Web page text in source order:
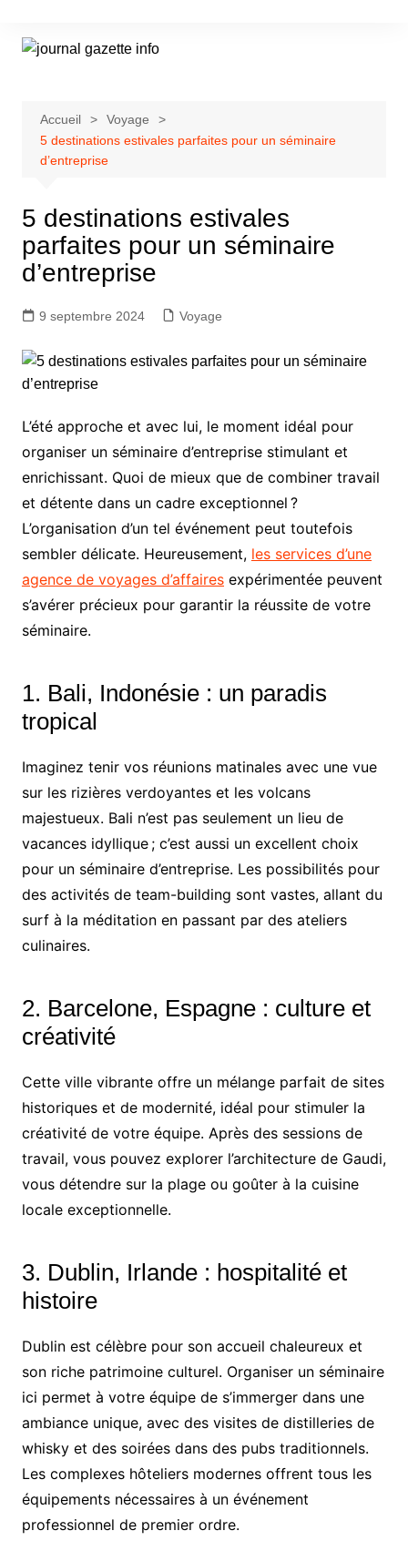
contenu
Accueil
Voyage
5 destinations estivales parfaites pour un séminaire
d’entreprise
5 destinations estivales
parfaites pour un séminaire
d’entreprise
9 septembre 2024 Voyage
L’été approche et avec lui, le moment idéal pour
organiser un séminaire d’entreprise stimulant et
enrichissant. Quoi de mieux que de combiner travail
et détente dans un cadre exceptionnel ?
L’organisation d’un tel événement peut toutefois
sembler délicate. Heureusement, les services d’une
agence de voyages d’affairesexpérimentée peuvent
s’avérer précieux pour garantir la réussite de votre
séminaire.
1. Bali, Indonésie : un paradis
tropical
Imaginez tenir vos réunions matinales avec une vue
sur les rizières verdoyantes et les volcans
majestueux. Bali n’est pas seulement un lieu de
vacances idyllique ; c’est aussi un excellent choix
pour un séminaire d’entreprise. Les possibilités pour
des activités de team-building sont vastes, allant du
surf à la méditation en passant par des ateliers
culinaires.
2. Barcelone, Espagne : culture et
créativité
Cette ville vibrante offre un mélange parfait de sites
historiques et de modernité, idéal pour stimuler la
créativité de votre équipe. Après des sessions de
travail, vous pouvez explorer l’architecture de Gaudi,
vous détendre sur la plage ou goûter à la cuisine
locale exceptionnelle.
3. Dublin, Irlande : hospitalité et
histoire
Dublin est célèbre pour son accueil chaleureux et
son riche patrimoine culturel. Organiser un séminaire
ici permet à votre équipe de s’immerger dans une
ambiance unique, avec des visites de distilleries de
whisky et des soirées dans des pubs traditionnels.
Les complexes hôteliers modernes offrent tous les
équipements nécessaires à un événement
professionnel de premier ordre.